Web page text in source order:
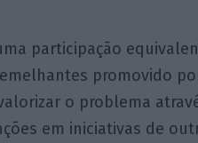
participação
promovido
o problema
em iniciativas de